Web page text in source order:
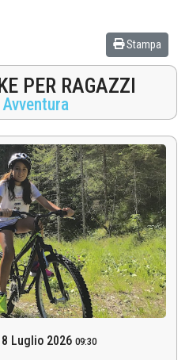
Stampa
PER RAGAZZI
Luglio 2026 09:30